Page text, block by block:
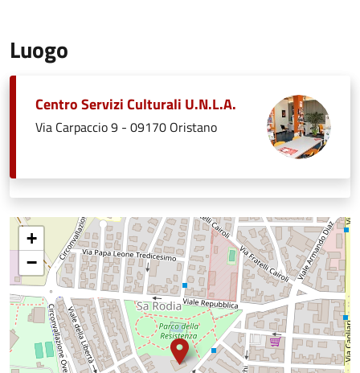
Luogo
Centro Servizi Culturali U.N.L.A.
Via Carpaccio 9 - 09170 Oristano
+
−